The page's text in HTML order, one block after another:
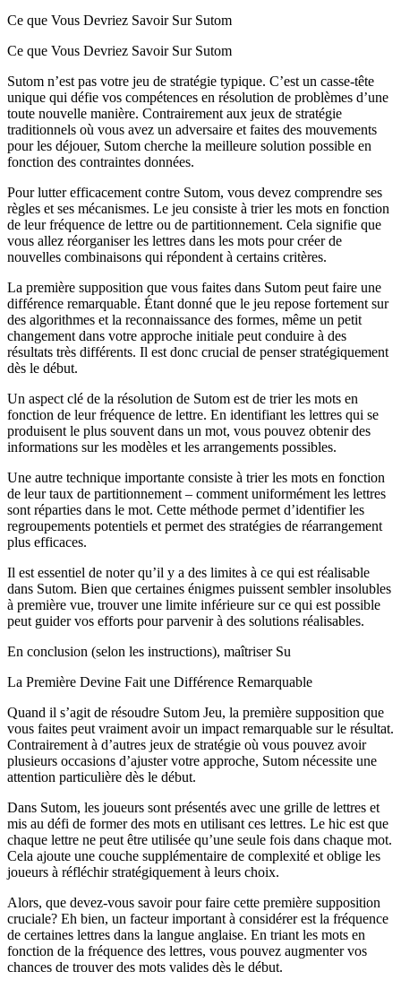
Ce que Vous Devriez Savoir Sur Sutom
Ce que Vous Devriez Savoir Sur Sutom
Sutom n’est pas votre jeu de stratégie typique. C’est un casse-tête
unique qui défie vos compétences en résolution de problèmes d’une
toute nouvelle manière. Contrairement aux jeux de stratégie
traditionnels où vous avez un adversaire et faites des mouvements
pour les déjouer, Sutom cherche la meilleure solution possible en
fonction des contraintes données.
Pour lutter efficacement contre Sutom, vous devez comprendre ses
règles et ses mécanismes. Le jeu consiste à trier les mots en fonction
de leur fréquence de lettre ou de partitionnement. Cela signifie que
vous allez réorganiser les lettres dans les mots pour créer de
nouvelles combinaisons qui répondent à certains critères.
La première supposition que vous faites dans Sutom peut faire une
différence remarquable. Étant donné que le jeu repose fortement sur
des algorithmes et la reconnaissance des formes, même un petit
changement dans votre approche initiale peut conduire à des
résultats très différents. Il est donc crucial de penser stratégiquement
dès le début.
Un aspect clé de la résolution de Sutom est de trier les mots en
fonction de leur fréquence de lettre. En identifiant les lettres qui se
produisent le plus souvent dans un mot, vous pouvez obtenir des
informations sur les modèles et les arrangements possibles.
Une autre technique importante consiste à trier les mots en fonction
de leur taux de partitionnement – comment uniformément les lettres
sont réparties dans le mot. Cette méthode permet d’identifier les
regroupements potentiels et permet des stratégies de réarrangement
plus efficaces.
Il est essentiel de noter qu’il y a des limites à ce qui est réalisable
dans Sutom. Bien que certaines énigmes puissent sembler insolubles
à première vue, trouver une limite inférieure sur ce qui est possible
peut guider vos efforts pour parvenir à des solutions réalisables.
En conclusion (selon les instructions), maîtriser Su
La Première Devine Fait une Différence Remarquable
Quand il s’agit de résoudre Sutom Jeu, la première supposition que
vous faites peut vraiment avoir un impact remarquable sur le résultat.
Contrairement à d’autres jeux de stratégie où vous pouvez avoir
plusieurs occasions d’ajuster votre approche, Sutom nécessite une
attention particulière dès le début.
Dans Sutom, les joueurs sont présentés avec une grille de lettres et
mis au défi de former des mots en utilisant ces lettres. Le hic est que
chaque lettre ne peut être utilisée qu’une seule fois dans chaque mot.
Cela ajoute une couche supplémentaire de complexité et oblige les
joueurs à réfléchir stratégiquement à leurs choix.
Alors, que devez-vous savoir pour faire cette première supposition
cruciale? Eh bien, un facteur important à considérer est la fréquence
de certaines lettres dans la langue anglaise. En triant les mots en
fonction de la fréquence des lettres, vous pouvez augmenter vos
chances de trouver des mots valides dès le début.